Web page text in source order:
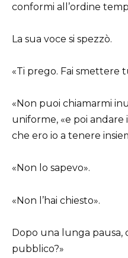
conformi all’ordine
La sua voce si spezzò.
«Ti prego. Fai smettere
«Non puoi chiamarmi
uniforme, «e poi andare
che ero io a tenere
«Non lo sapevo».
«Non l’hai chiesto».
Dopo una lunga pausa,
pubblico?»